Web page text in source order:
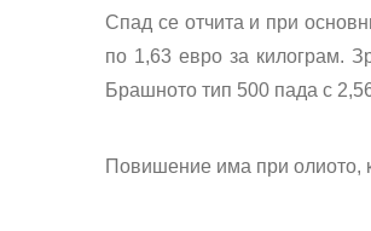
Спад се отчита и при
по 1,63 евро за килограм.
Брашното тип 500 пада с
Повишение има при олиото,